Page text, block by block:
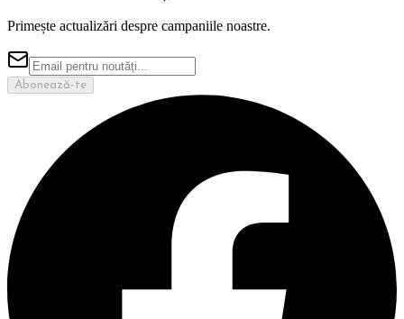
Primește actualizări despre campaniile noastre.
Abonează-te